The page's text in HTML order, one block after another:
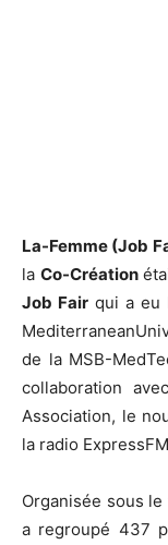
La-Femme (Job
la Co-Création
Job Fairqui a eu
de la MSB-
collaboration
Association, le
la radio
Organisée sous
a regroupé 437